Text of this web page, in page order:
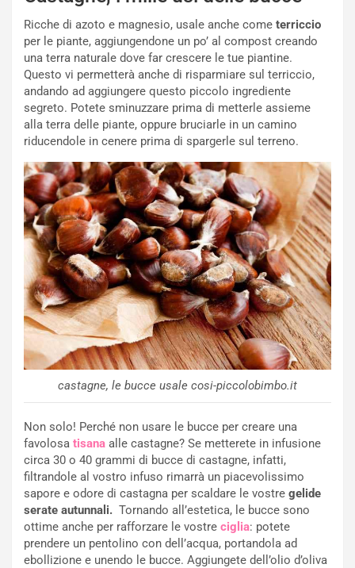
Ricche di azoto e magnesio, usale anche come terriccio
per le piante, aggiungendone un po’ al compost creando
una terra naturale dove far crescere le tue piantine.
Questo vi permetterà anche di risparmiare sul terriccio,
andando ad aggiungere questo piccolo ingrediente
segreto. Potete sminuzzare prima di metterle assieme
alla terra delle piante, oppure bruciarle in un camino
riducendole in cenere prima di spargerle sul terreno.
castagne, le bucce usale cosi-piccolobimbo.it
Non solo! Perché non usare le bucce per creare una
favolosa tisana alle castagne? Se metterete in infusione
circa 30 o 40 grammi di bucce di castagne, infatti,
filtrandole al vostro infuso rimarrà un piacevolissimo
sapore e odore di castagna per scaldare le vostre gelide
serate autunnali. Tornando all’estetica, le bucce sono
ottime anche per rafforzare le vostre ciglia: potete
prendere un pentolino con dell’acqua, portandola ad
ebollizione e unendo le bucce. Aggiungete dell’olio d’oliva